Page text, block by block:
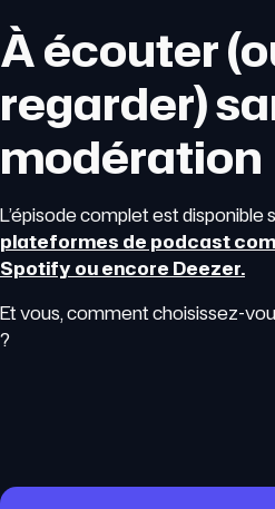
À écouter
regarder)
modération
L’épisode complet est disponible
plateformes de podcast
Spotify ou encore Deezer.
Et vous, comment choisissez-
?